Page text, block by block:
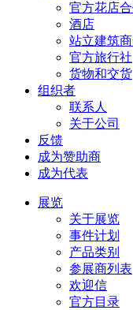
官方花店
酒店
站立建筑
官方旅行社
货物和交货
组织者
联系人
关于公司
反馈
成为赞助商
成为代表
展览
关于展览
事件计划
产品类别
参展商列表
欢迎信
官方目录